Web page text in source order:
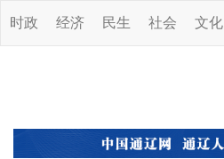
时政 经济 民生 社会 文化